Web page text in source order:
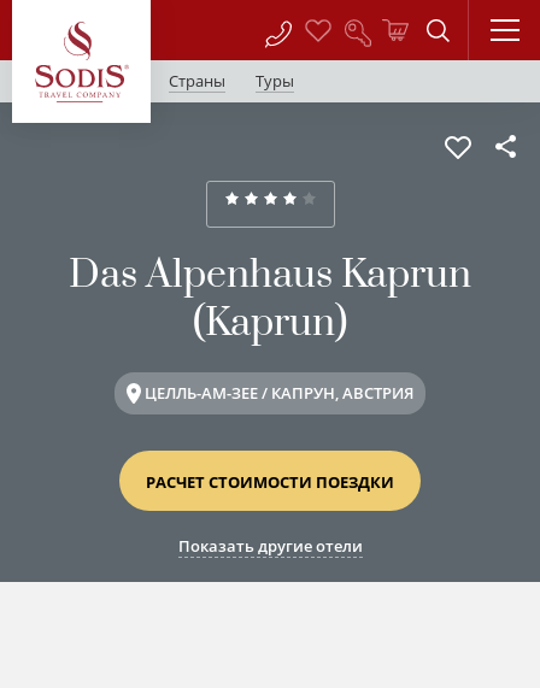
Страны Туры
Das Alpenhaus Kaprun
(Kaprun)
ЦЕЛЛЬ-АМ-ЗЕЕ / КАПРУН, АВСТРИЯ
РАСЧЕТ СТОИМОСТИ ПОЕЗДКИ
Показать другие отели